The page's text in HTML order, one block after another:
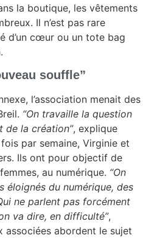
la boutique, les vêtements
Il n’est pas rare
d’un cœur ou un tote bag
souffle”
l’association menait des
“On travaille la question
de la création”, explique
par semaine, Virginie et
Ils ont pour objectif de
au numérique. “On
du numérique, des
ne parlent pas forcément
va dire, en difficulté”,
associées abordent le sujet